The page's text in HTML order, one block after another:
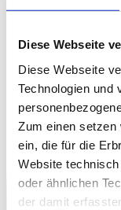
Diese Webseite
Diese Webseite
Technologien und
Zum einen setzen
ein, die für die
Website
oder ähnlichen
der damit